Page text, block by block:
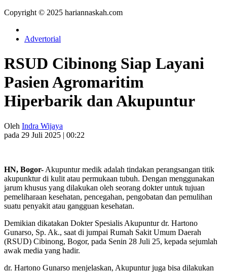
Copyright © 2025 hariannaskah.com
Advertorial
RSUD Cibinong Siap Layani
Pasien Agromaritim
Hiperbarik dan Akupuntur
Oleh Indra Wijaya
pada 29 Juli 2025 | 00:22
HN, Bogor- Akupuntur medik adalah tindakan perangsangan titik
akupunktur di kulit atau permukaan tubuh. Dengan menggunakan
jarum khusus yang dilakukan oleh seorang dokter untuk tujuan
pemeliharaan kesehatan, pencegahan, pengobatan dan pemulihan
suatu penyakit atau gangguan kesehatan.
Demikian dikatakan Dokter Spesialis Akupuntur dr. Hartono
Gunarso, Sp. Ak., saat di jumpai Rumah Sakit Umum Daerah
(RSUD) Cibinong, Bogor, pada Senin 28 Juli 25, kepada sejumlah
awak media yang hadir.
dr. Hartono Gunarso menjelaskan, Akupuntur juga bisa dilakukan